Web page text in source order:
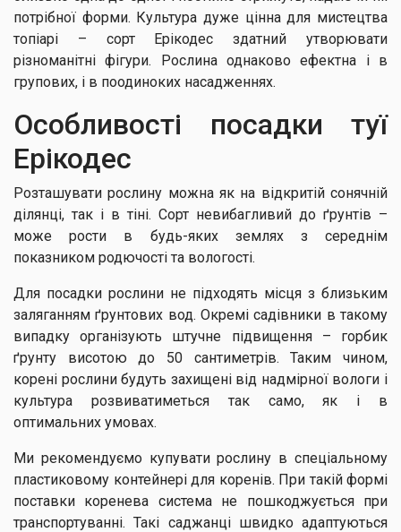
потрібної форми. Культура дуже цінна для мистецтва
топіарі – сорт Ерікодес здатний утворювати
різноманітні фігури. Рослина однаково ефектна і в
групових, і в поодиноких насадженнях.
Особливості посадки туї
Ерікодес
Розташувати рослину можна як на відкритій сонячній
ділянці, так і в тіні. Сорт невибагливий до ґрунтів –
може рости в будь-яких землях з середнім
показником родючості та вологості.
Для посадки рослини не підходять місця з близьким
заляганням ґрунтових вод. Окремі садівники в такому
випадку організують штучне підвищення – горбик
ґрунту висотою до 50 сантиметрів. Таким чином,
корені рослини будуть захищені від надмірної вологи і
культура розвиватиметься так само, як і в
оптимальних умовах.
Ми рекомендуємо купувати рослину в спеціальному
пластиковому контейнері для коренів. При такій формі
поставки коренева система не пошкоджується при
транспортуванні. Такі саджанці швидко адаптуються